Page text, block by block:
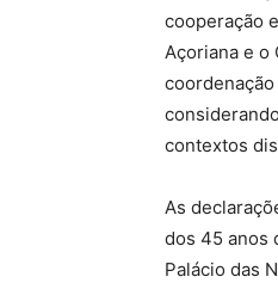
cooperação
Açoriana e o
contextos
As
dos 45 anos
Palácio das